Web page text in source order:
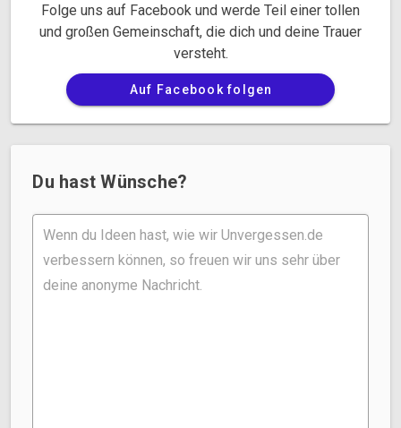
Folge uns auf Facebook und werde Teil einer tollen
und großen Gemeinschaft, die dich und deine Trauer
versteht.
Auf Facebook folgen
Du hast Wünsche?